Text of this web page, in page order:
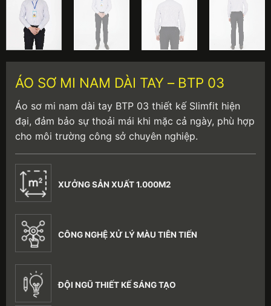
ÁO SƠ MI NAM DÀI TAY – BTP 03
Áo sơ mi nam dài tay BTP 03 thiết kế Slimfit hiện
đại, đảm bảo sự thoải mái khi mặc cả ngày, phù hợp
cho môi trường công sở chuyên nghiệp.
XƯỞNG SẢN XUẤT 1.000M2
CÔNG NGHỆ XỬ LÝ MÀU TIÊN TIẾN
ĐỘI NGŨ THIẾT KẾ SÁNG TẠO